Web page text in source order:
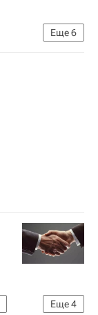
Еще6
Еще4